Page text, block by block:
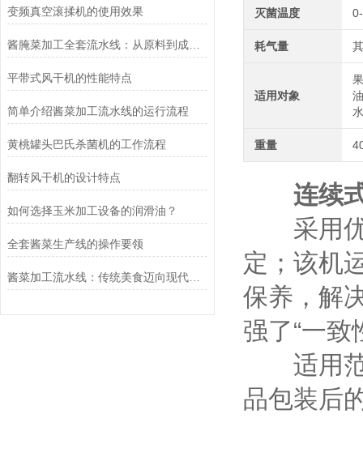
变频真空滚揉机的使用效果
酱腌菜加工全套流水线：从原料到成品的全流程管理
平带式风干机的性能特点
简单介绍酱菜加工流水线的运行流程
黄桃罐头巴氏杀菌机的工作流程
翻转风干机的设计特点
如何选择玉米加工设备的润滑油？
全套酱菜生产线的操作要领
酱菜加工流水线：传统美食迈向现代工业化的桥梁
灭菌温度
耗气量
适用对象
重量
连续
采用优
定；该机
保养，解
强了“一
适用范
品包装后